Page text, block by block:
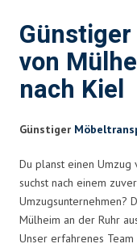
von
nach Kiel
Günstiger
Du planst einen Umzug
suchst nach einem
Umzugsunternehmen?
Mülheim an der Ruhr
Unser erfahrenes